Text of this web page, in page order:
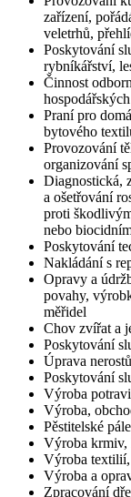
zařízení,
veletrhů,
Poskytování
rybníkářství,
Činnost
Praní pro
bytového
Provozování
organizování
Diagnostická,
a ošetřování
proti
nebo
Poskytování
Nakládání s
Opravy a
povahy,
měřidel
Chov zvířat a
Poskytování
Úprava
Poskytování
Výroba
Výroba,
Pěstitelské
Výroba krmiv,
Výroba
Výroba a
Zpracování